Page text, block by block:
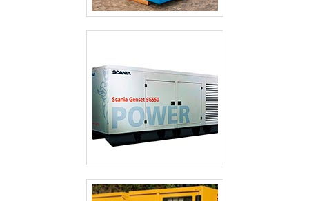
ALUGUEL DE GERADOR DE EMERGÊNCIA
GERADOR TERMOELÉTRICO